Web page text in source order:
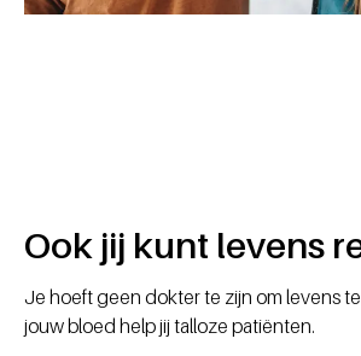
Ook jij kunt levens
Je hoeft geen dokter te zijn om levens
jouw bloed help jij talloze patiënten.